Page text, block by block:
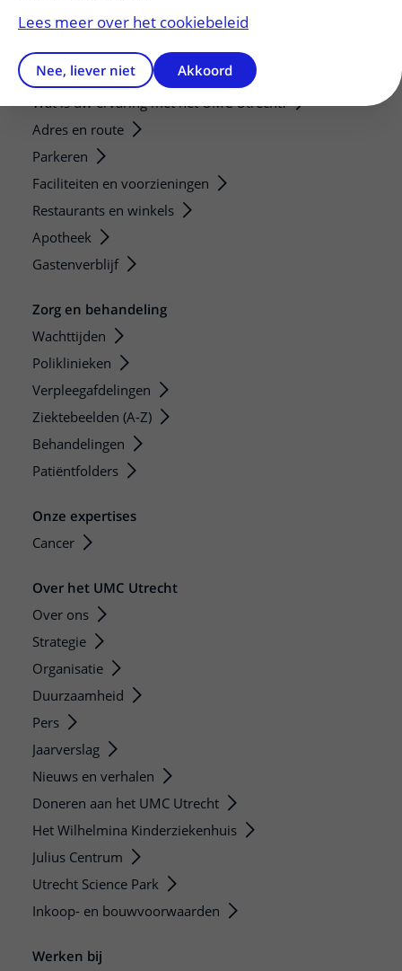
Service, contact en faciliteiten
Contact
Wat is uw ervaring met het UMC Utrecht?
Adres en route
Parkeren
Faciliteiten en voorzieningen
Restaurants en winkels
Apotheek
Gastenverblijf
Zorg en behandeling
Wachttijden
Poliklinieken
Verpleegafdelingen
Ziektebeelden (A-Z)
Behandelingen
Patiëntfolders
Onze expertises
Cancer
Over het UMC Utrecht
Over ons
Strategie
Organisatie
Duurzaamheid
Pers
Jaarverslag
Nieuws en verhalen
Doneren aan het UMC Utrecht
Het Wilhelmina Kinderziekenhuis
Julius Centrum
Utrecht Science Park
Inkoop- en bouwvoorwaarden
Werken bij
Lees meer over het cookiebeleid
Nee, liever niet Akkoord